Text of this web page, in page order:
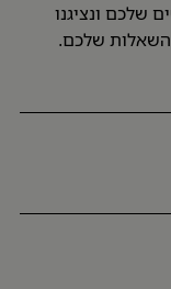
שלכם ונציגנו
השאלות שלכם.